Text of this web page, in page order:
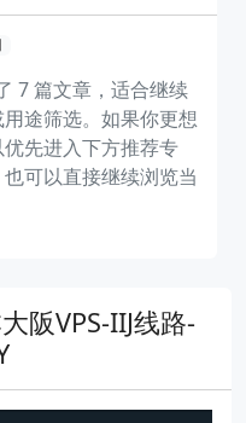
7 篇文章，适合继续
途筛选。如果你更想
先进入下方推荐专
可以直接继续浏览当
阪VPS-IIJ线路-